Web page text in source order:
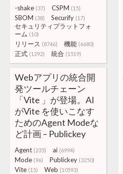
-shake (37) CSPM (15)
SBOM (38) Securify (17)
セキュリティプラットフォ
ーム (10)
リリース (8746) 機能 (6680)
正式 (1292) 統合 (1519)
Webアプリの統合開
発ツールチェーン
「Vite 」が登場。AI
がVite を使いこなす
ためのAgent Modeな
ど計画 – Publickey
Agent (235) ai (6994)
Mode (96) Publickey (3250)
Vite (15) Web (10593)